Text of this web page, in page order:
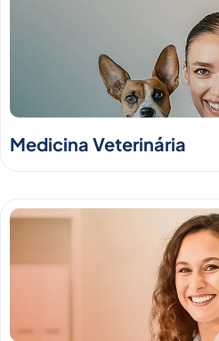
Medicina Veterinária